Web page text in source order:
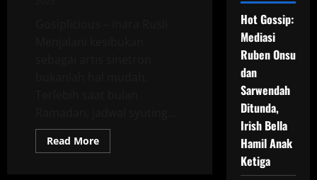
Read MoreRead
more
Hot Gossip:
Mediasi
Ruben Onsu
dan
Sarwendah
Ditunda,
Irish Bella
Hamil Anak
Ketiga